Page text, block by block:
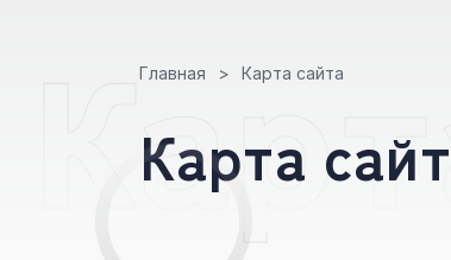
Главная Карта сайта
Карта сайт